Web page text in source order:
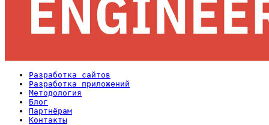
Разработка сайтов
Разработка приложений
Методология
Блог
Партнёрам
Контакты